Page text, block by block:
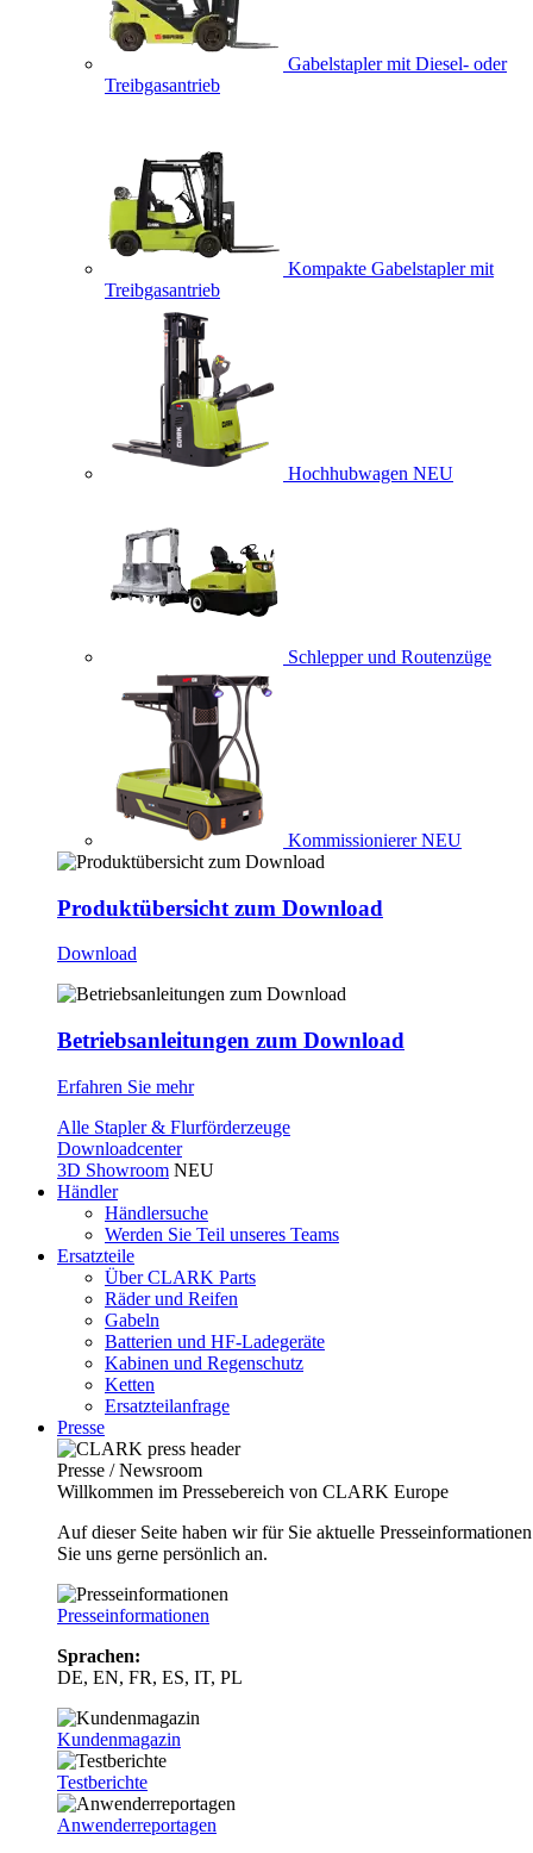
Gabelstapler mit Diesel- oder
Treibgasantrieb
Kompakte Gabelstapler mit
Treibgasantrieb
Hochhubwagen NEU
Schlepper und Routenzüge
Kommissionierer NEU
Produktübersicht zum Download
Download
Betriebsanleitungen zum Download
Erfahren Sie mehr
Alle Stapler & Flurförderzeuge
Downloadcenter
3D Showroom NEU
Händler
Händlersuche
Werden Sie Teil unseres Teams
Ersatzteile
Über CLARK Parts
Räder und Reifen
Gabeln
Batterien und HF-Ladegeräte
Kabinen und Regenschutz
Ketten
Ersatzteilanfrage
Presse
Presse / Newsroom
Willkommen im Pressebereich von CLARK Europe
Auf dieser Seite haben wir für Sie aktuelle
Sie uns gerne persönlich an.
Presseinformationen
Sprachen:
DE, EN, FR, ES, IT, PL
Kundenmagazin
Testberichte
Anwenderreportagen